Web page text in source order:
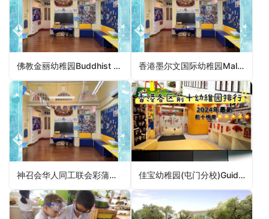
佛教金丽幼稚园Buddhist Kam Lai Kindergarten（观塘区幼稚园） 香港墨尔文国际幼稚园Malvern College Pre-School Hong Kong（油尖旺区幼稚园）
神召会华人同工联会彩蒲幼稚园CCWF Choi Po Kindergarten（北区幼稚园） 佳宝幼稚园(屯门分校)Guideposts Kindergarten (Tuen Mun Branch)（屯门区幼稚园）